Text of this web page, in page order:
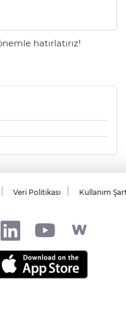
hatırlatırız!
Veri Politikası Kullanım